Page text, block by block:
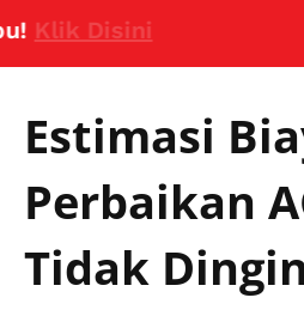
Disini
Estimasi
Perbaikan
Tidak